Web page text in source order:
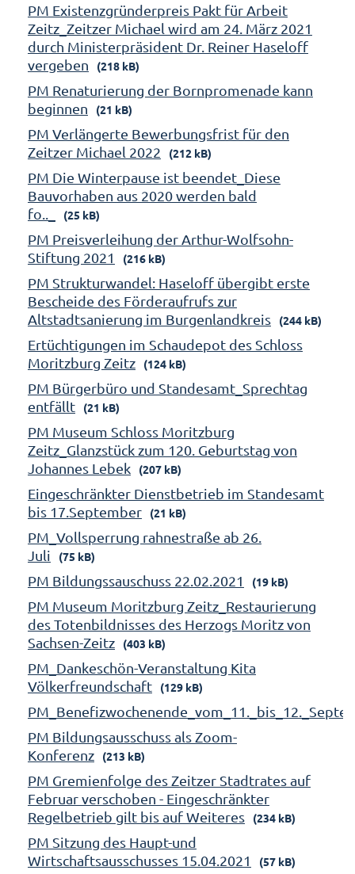
PM Existenzgründerpreis Pakt für Arbeit
Zeitz_Zeitzer Michael wird am 24. März 2021
durch Ministerpräsident Dr. Reiner Haseloff
vergeben
(218 kB)
PM Renaturierung der Bornpromenade kann
beginnen
(21 kB)
PM Verlängerte Bewerbungsfrist für den
Zeitzer Michael 2022
(212 kB)
PM Die Winterpause ist beendet_Diese
Bauvorhaben aus 2020 werden bald
fo.._
(25 kB)
PM Preisverleihung der Arthur-Wolfsohn-
Stiftung 2021
(216 kB)
PM Strukturwandel: Haseloff übergibt erste
Bescheide des Förderaufrufs zur
Altstadtsanierung im Burgenlandkreis
(244 kB)
Ertüchtigungen im Schaudepot des Schloss
Moritzburg Zeitz
(124 kB)
PM Bürgerbüro und Standesamt_Sprechtag
entfällt
(21 kB)
PM Museum Schloss Moritzburg
Zeitz_Glanzstück zum 120. Geburtstag von
Johannes Lebek
(207 kB)
Eingeschränkter Dienstbetrieb im Standesamt
bis 17.September
(21 kB)
PM_Vollsperrung rahnestraße ab 26.
Juli
(75 kB)
PM Bildungssauschuss 22.02.2021 (19 kB)
PM Museum Moritzburg Zeitz_Restaurierung
des Totenbildnisses des Herzogs Moritz von
Sachsen-Zeitz
(403 kB)
PM_Dankeschön-Veranstaltung Kita
Völkerfreundschaft
(129 kB)
PM Bildungsausschuss als Zoom-
Konferenz
(213 kB)
PM Gremienfolge des Zeitzer Stadtrates auf
Februar verschoben - Eingeschränkter
Regelbetrieb gilt bis auf Weiteres
(234 kB)
PM Sitzung des Haupt-und
Wirtschaftsausschusses 15.04.2021
(57 kB)